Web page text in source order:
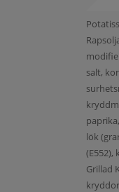
salt,
lök
(E552),
Grillad